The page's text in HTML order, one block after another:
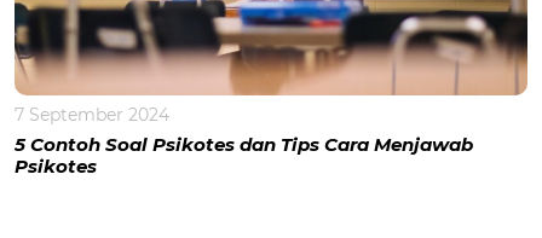
7 September 2024
5 Contoh Soal Psikotes dan Tips Cara Menjawab
Psikotes